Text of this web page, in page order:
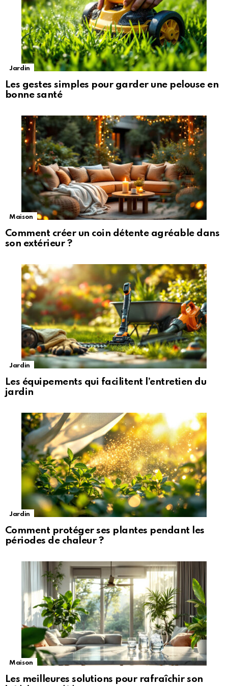
Jardin
Les gestes simples pour garder une pelouse en
bonne santé
Maison
Comment créer un coin détente agréable dans
son extérieur ?
Jardin
Les équipements qui facilitent l’entretien du
jardin
Jardin
Comment protéger ses plantes pendant les
périodes de chaleur ?
Maison
Les meilleures solutions pour rafraîchir son